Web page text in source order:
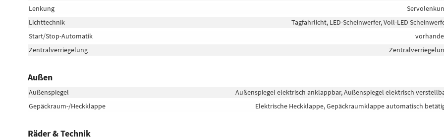
Lenkung
Lichttechnik
Tagfahrlicht, LED-Scheinwerfer, Voll-LED
Start/Stop-Automatik
Zentralverriegelung
Außen
Außenspiegel
Außenspiegel elektrisch anklappbar, Außenspiegel elektrisch
Gepäckraum-/Heckklappe
Elektrische Heckklappe, Gepäckraumklappe automatisch
Räder & Technik